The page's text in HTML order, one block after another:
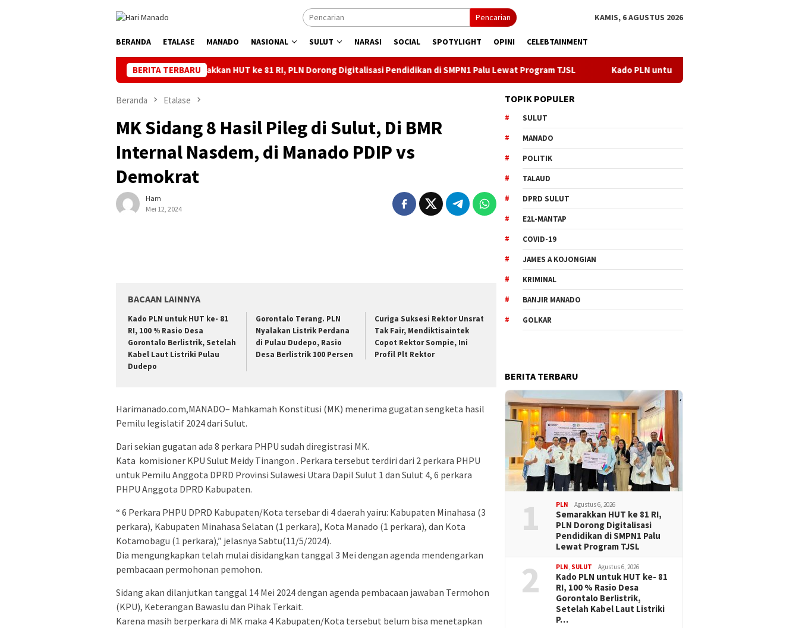
Pencarian KAMIS, 6 AGUSTUS 2026
BERANDA ETALASE MANADO NASIONAL SULUT NARASI SOCIAL SPOTYLIGHT OPINI CELEBTAINMENT
BERITA TERBARU
Semarakkan HUT ke 81 RI, PLN Dorong Digitalisasi Pendidikan di SMPN1 Palu Lewat Program TJSL Kado PLN untuk HUT ke- 81 RI, 100 % Rasio Desa Gorontalo
Beranda Etalase
MK Sidang 8 Hasil Pileg di Sulut, Di BMR
Internal Nasdem, di Manado PDIP vs
Demokrat
Ham
Mei 12, 2024
BACAAN LAINNYA
Kado PLN untuk HUT ke- 81
RI, 100 % Rasio Desa
Gorontalo Berlistrik, Setelah
Kabel Laut Listriki Pulau
Dudepo
Gorontalo Terang. PLN
Nyalakan Listrik Perdana
di Pulau Dudepo, Rasio
Desa Berlistrik 100 Persen
Curiga Suksesi Rektor Unsrat
Tak Fair, Mendiktisaintek
Copot Rektor Sompie, Ini
Profil Plt Rektor
Harimanado.com,MANADO– Mahkamah Konstitusi (MK) menerima gugatan sengketa hasil
Pemilu legislatif 2024 dari Sulut.
Dari sekian gugatan ada 8 perkara PHPU sudah diregistrasi MK.
Kata komisioner KPU Sulut Meidy Tinangon . Perkara tersebut terdiri dari 2 perkara PHPU
untuk Pemilu Anggota DPRD Provinsi Sulawesi Utara Dapil Sulut 1 dan Sulut 4, 6 perkara
PHPU Anggota DPRD Kabupaten.
“ 6 Perkara PHPU DPRD Kabupaten/Kota tersebar di 4 daerah yairu: Kabupaten Minahasa (3
perkara), Kabupaten Minahasa Selatan (1 perkara), Kota Manado (1 perkara), dan Kota
Kotamobagu (1 perkara),” jelasnya Sabtu(11/5/2024).
Dia mengungkapkan telah mulai disidangkan tanggal 3 Mei dengan agenda mendengarkan
pembacaan permohonan pemohon.
Sidang akan dilanjutkan tanggal 14 Mei 2024 dengan agenda pembacaan jawaban Termohon
(KPU), Keterangan Bawaslu dan Pihak Terkait.
Karena masih berperkara di MK maka 4 Kabupaten/Kota tersebut belum bisa menetapkan
TOPIK POPULER
SULUT
MANADO
POLITIK
TALAUD
DPRD SULUT
E2L-MANTAP
COVID-19
JAMES A KOJONGIAN
KRIMINAL
BANJIR MANADO
GOLKAR
BERITA TERBARU
1 PLN Agustus 6, 2026
Semarakkan HUT ke 81 RI,
PLN Dorong Digitalisasi
Pendidikan di SMPN1 Palu
Lewat Program TJSL
2 PLN SULUT Agustus 6, 2026
Kado PLN untuk HUT ke- 81
RI, 100 % Rasio Desa
Gorontalo Berlistrik,
Setelah Kabel Laut Listriki
P…